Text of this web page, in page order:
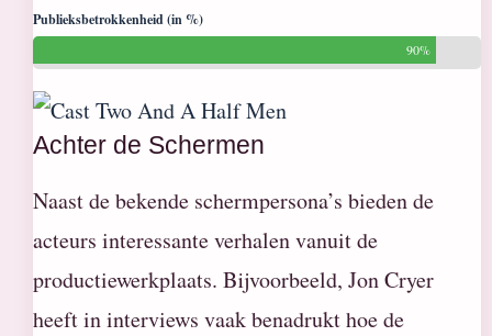
Publieksbetrokkenheid (in %)
90%
Achter de Schermen
Naast de bekende schermpersona’s bieden de
acteurs interessante verhalen vanuit de
productiewerkplaats. Bijvoorbeeld, Jon Cryer
heeft in interviews vaak benadrukt hoe de